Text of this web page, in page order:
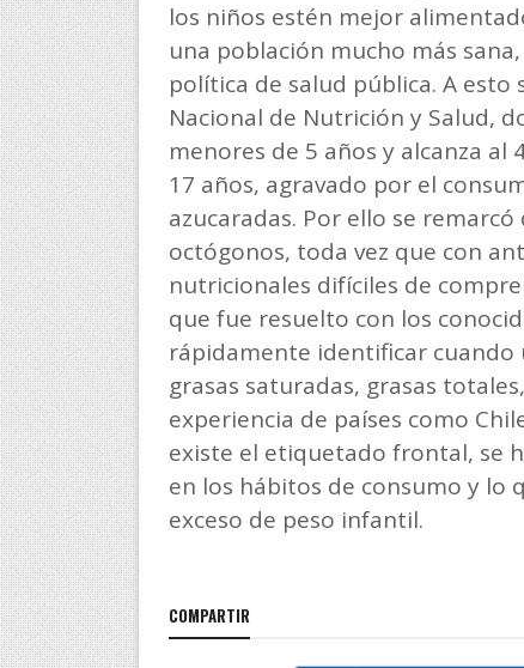
los niños estén mejor
una población mucho más
política de salud pública. A esto
Nacional de Nutrición y Salud,
menores de 5 años y alcanza al
17 años, agravado por el
azucaradas. Por ello se
octógonos, toda vez que con
nutricionales difíciles de
que fue resuelto con los
rápidamente identificar cuando
grasas saturadas, grasas
experiencia de países como
existe el etiquetado frontal, se
en los hábitos de consumo y lo
exceso de peso infantil.
COMPARTIR